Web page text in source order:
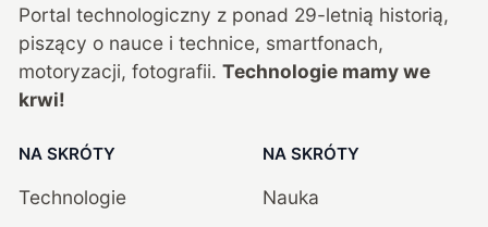
Portal technologiczny z ponad 29-letnią historią,
piszący o nauce i technice, smartfonach,
motoryzacji, fotografii. Technologie mamy we
krwi!
NA SKRÓTY
Technologie
NA SKRÓTY
Nauka